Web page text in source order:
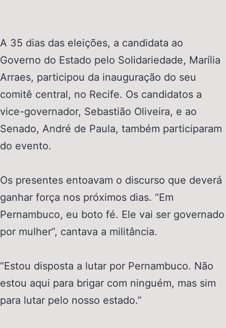
A 35 dias das eleições, a candidata ao
Governo do Estado pelo Solidariedade, Marília
Arraes, participou da inauguração do seu
comitê central, no Recife. Os candidatos a
vice-governador, Sebastião Oliveira, e ao
Senado, André de Paula, também participaram
do evento.
Os presentes entoavam o discurso que deverá
ganhar força nos próximos dias. “Em
Pernambuco, eu boto fé. Ele vai ser governado
por mulher”, cantava a militância.
“Estou disposta a lutar por Pernambuco. Não
estou aqui para brigar com ninguém, mas sim
para lutar pelo nosso estado.”